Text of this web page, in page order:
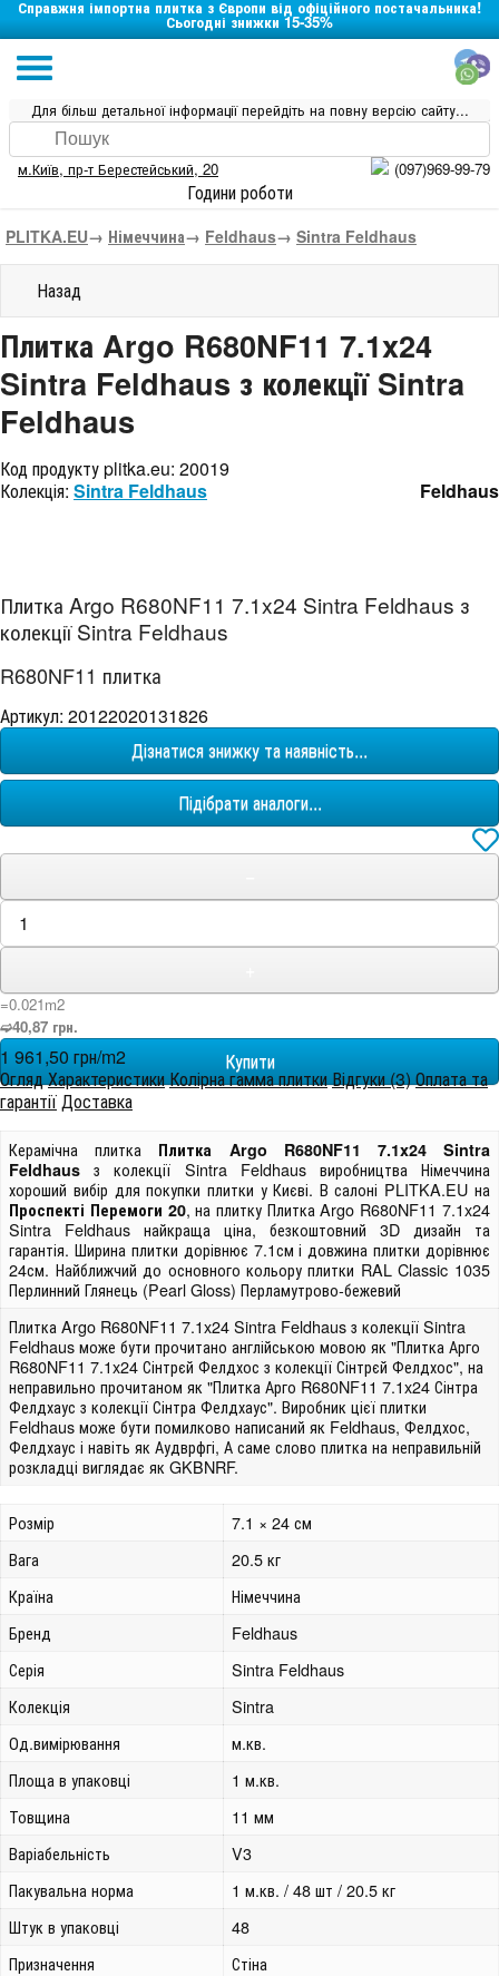
Справжня імпортна плитка з Європи від офіційного постачальника!
Сьогодні знижки 15-35%
Для більш детальної інформації перейдіть на повну версію сайту...
м.Київ, пр-т Берестейський, 20 (097)969-99-79
Години роботи
PLITKA.EU→ Німеччина→ Feldhaus→ Sintra Feldhaus
Назад
Плитка Argo R680NF11 7.1x24
Sintra Feldhaus з колекції Sintra
Feldhaus
Код продукту plitka.eu: 20019
Колекція: Sintra Feldhaus Feldhaus
Плитка Argo R680NF11 7.1x24 Sintra Feldhaus з
колекції Sintra Feldhaus
R680NF11 плитка
Артикул: 20122020131826
Дізнатися знижку та наявність...
Підібрати аналоги...
=0.021m2
➫40,87 грн.
1 961,50 грн/m2
ОглядХарактеристикиКолірна гамма плиткиВідгуки (3)Оплата та
гарантії Доставка
Керамічна плитка Плитка Argo R680NF11 7.1x24 Sintra
Feldhaus з колекції Sintra Feldhaus виробництва Німеччина
хороший вибір для покупки плитки у Києві. В салоні PLITKA.EU на
Проспекті Перемоги 20, на плитку Плитка Argo R680NF11 7.1x24
Sintra Feldhaus найкраща ціна, безкоштовний 3D дизайн та
гарантія. Ширина плитки дорівнює 7.1см і довжина плитки дорівнює
24см. Найближчий до основного кольору плитки RAL Classic 1035
Перлинний Глянець (Pearl Gloss) Перламутрово-бежевий
Плитка Argo R680NF11 7.1x24 Sintra Feldhaus з колекції Sintra
Feldhaus може бути прочитано англійською мовою як "Плитка Арго
R680NF11 7.1x24 Сінтрєй Фелдхос з колекції Сінтрєй Фелдхос", на
неправильно прочитаном як "Плитка Арго R680NF11 7.1x24 Сінтра
Фелдхаус з колекції Сінтра Фелдхаус". Виробник цієї плитки
Feldhaus може бути помилково написаний як Feldhaus, Фелдхос,
Фелдхаус і навіть як Аудврфгі, А саме слово плитка на неправильній
розкладці виглядає як GKBNRF.
Розмір
7.1 × 24 см
Вага
20.5 кг
Країна
Німеччина
Бренд
Feldhaus
Серія
Sintra Feldhaus
Колекція
Sintra
Од.вимірювання
м.кв.
Площа в упаковці
1 м.кв.
Товщина
11 мм
Варіабельність
V3
Пакувальна норма
1 м.кв. / 48 шт / 20.5 кг
Штук в упаковці
48
Призначення
Стіна